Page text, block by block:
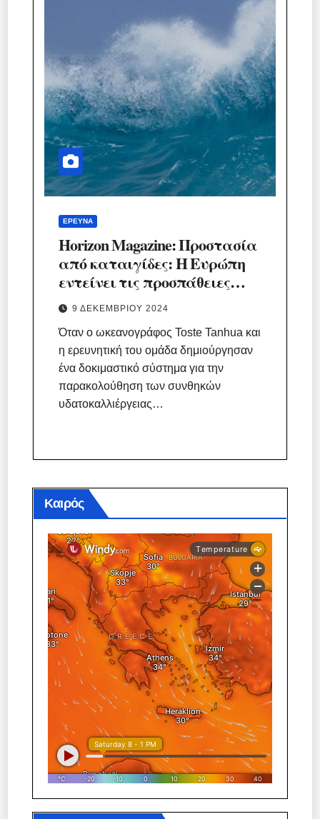
ΈΡΕΥΝΑ
Horizon Magazine: Προστασία
από καταιγίδες: Η Ευρώπη
εντείνει τις προσπάθειες
παρακολούθησης των
θαλασσών.
9 ΔΕΚΕΜΒΡΊΟΥ 2024
Όταν ο ωκεανογράφος Toste Tanhua και
η ερευνητική του ομάδα δημιούργησαν
ένα δοκιμαστικό σύστημα για την
παρακολούθηση των συνθηκών
υδατοκαλλιέργειας…
Καιρός